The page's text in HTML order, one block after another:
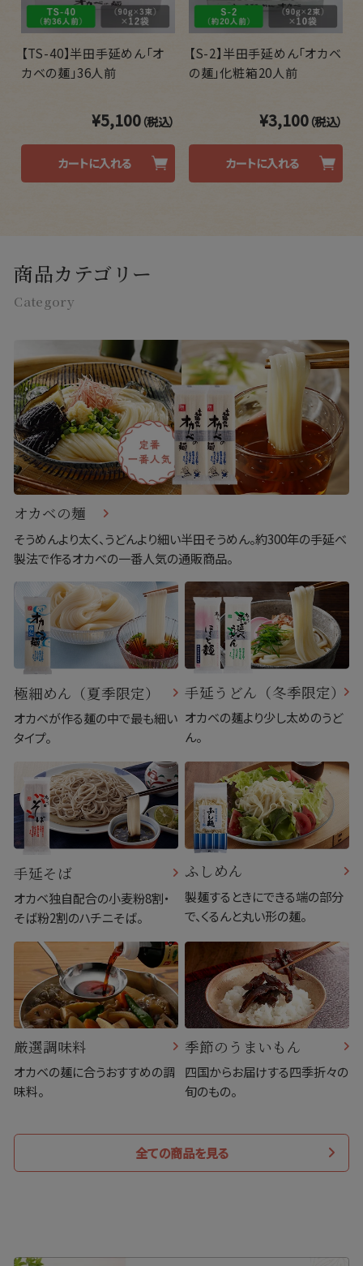
【TS-40】半田手延めん「オ
カベの麺」36人前
¥5,100（税込）
カートに入れる
【S-2】半田手延めん「オカベ
の麺」化粧箱20人前
¥3,100（税込）
カートに入れる
商品カテゴリー
Category
オカベの麺
そうめんより太く、うどんより細い半田そうめん。約300年の手延べ
製法で作るオカベの一番人気の通販商品。
極細めん（夏季限定）
オカベが作る麺の中で最も細い
タイプ。
手延うどん（冬季限定）
オカベの麺より少し太めのうど
ん。
手延そば
オカベ独自配合の小麦粉8割・
そば粉2割のハチニそば。
ふしめん
製麺するときにできる端の部分
で、くるんと丸い形の麺。
厳選調味料
オカベの麺に合うおすすめの調
味料。
季節のうまいもん
四国からお届けする四季折々の
旬のもの。
全ての商品を見る